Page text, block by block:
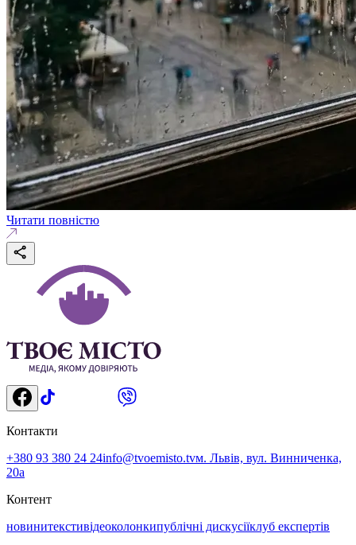
Читати повністю
Контакти
+380 93 380 24 24info@tvoemisto.tvм. Львів, вул. Винниченка,
20а
Контент
новинитекстивідеоколонкипублічні дискусіїклуб експертів